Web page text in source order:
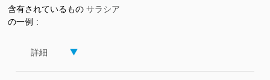
含有されているもの
の一例
サラシア
詳細